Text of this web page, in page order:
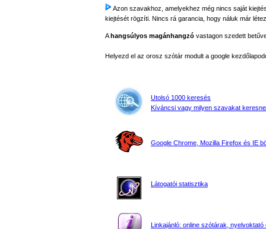
Azon szavakhoz, amelyekhez még nincs saját
kiejtését rögzíti. Nincs rá garancia, hogy náluk már
Ahangsúlyos magánhangzó vastagon szedett
Helyezd el az orosz szótár modult a google
Utolsó 1000 keresés
Kíváncsi vagy milyen szavakat
Google Chrome, Mozilla Firefox és IE
Látogatói statisztika
Linkajánló: online szótárak, nyelvoktató